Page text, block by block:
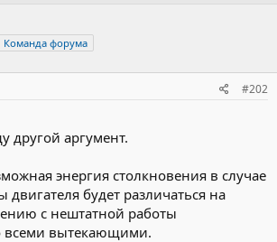
Команда форума
#202
другой аргумент.
энергия столкновения в случае
двигателя будет различаться на
с нештатной работы
всеми вытекающими.